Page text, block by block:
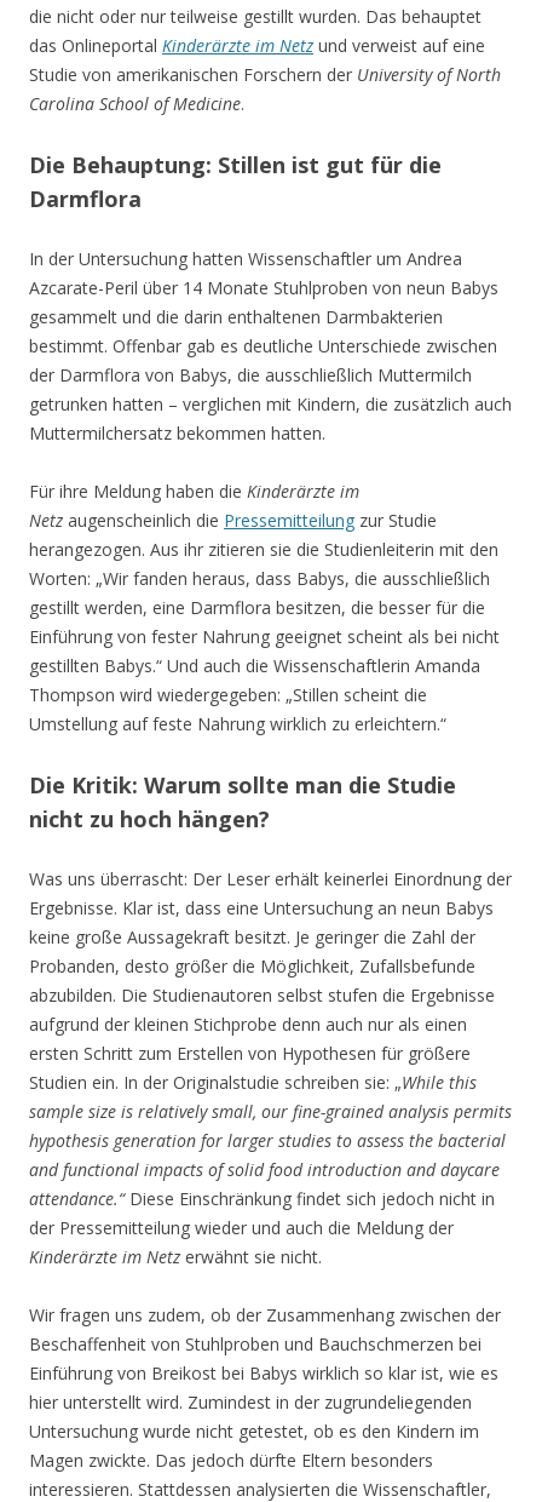
die nicht oder nur teilweise gestillt wurden. Das behauptet
das Onlineportal Kinderärzte im Netz und verweist auf eine
Studie von amerikanischen Forschern der University of North
Carolina School of Medicine.
Die Behauptung: Stillen ist gut für die
Darmflora
In der Untersuchung hatten Wissenschaftler um Andrea
Azcarate-Peril über 14 Monate Stuhlproben von neun Babys
gesammelt und die darin enthaltenen Darmbakterien
bestimmt. Offenbar gab es deutliche Unterschiede zwischen
der Darmflora von Babys, die ausschließlich Muttermilch
getrunken hatten – verglichen mit Kindern, die zusätzlich auch
Muttermilchersatz bekommen hatten.
Für ihre Meldung haben die Kinderärzte im
Netz augenscheinlich die Pressemitteilung zur Studie
herangezogen. Aus ihr zitieren sie die Studienleiterin mit den
Worten: „Wir fanden heraus, dass Babys, die ausschließlich
gestillt werden, eine Darmflora besitzen, die besser für die
Einführung von fester Nahrung geeignet scheint als bei nicht
gestillten Babys.“ Und auch die Wissenschaftlerin Amanda
Thompson wird wiedergegeben: „Stillen scheint die
Umstellung auf feste Nahrung wirklich zu erleichtern.“
Die Kritik: Warum sollte man die Studie
nicht zu hoch hängen?
Was uns überrascht: Der Leser erhält keinerlei Einordnung der
Ergebnisse. Klar ist, dass eine Untersuchung an neun Babys
keine große Aussagekraft besitzt. Je geringer die Zahl der
Probanden, desto größer die Möglichkeit, Zufallsbefunde
abzubilden. Die Studienautoren selbst stufen die Ergebnisse
aufgrund der kleinen Stichprobe denn auch nur als einen
ersten Schritt zum Erstellen von Hypothesen für größere
Studien ein. In der Originalstudie schreiben sie: „While this
sample size is relatively small, our fine-grained analysis permits
hypothesis generation for larger studies to assess the bacterial
and functional impacts of solid food introduction and daycare
attendance.“ Diese Einschränkung findet sich jedoch nicht in
der Pressemitteilung wieder und auch die Meldung der
Kinderärzte im Netz erwähnt sie nicht.
Wir fragen uns zudem, ob der Zusammenhang zwischen der
Beschaffenheit von Stuhlproben und Bauchschmerzen bei
Einführung von Breikost bei Babys wirklich so klar ist, wie es
hier unterstellt wird. Zumindest in der zugrundeliegenden
Untersuchung wurde nicht getestet, ob es den Kindern im
Magen zwickte. Das jedoch dürfte Eltern besonders
interessieren. Stattdessen analysierten die Wissenschaftler,